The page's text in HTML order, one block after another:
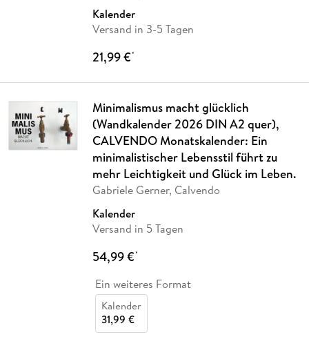
Kalender
Versand in 3-5 Tagen
21,99 €*
Minimalismus macht glücklich
(Wandkalender 2026 DIN A2 quer),
CALVENDO Monatskalender: Ein
minimalistischer Lebensstil führt zu
mehr Leichtigkeit und Glück im Leben.
Gabriele Gerner, Calvendo
Kalender
Versand in 5 Tagen
54,99 €*
Ein weiteres Format
Kalender
31,99 €